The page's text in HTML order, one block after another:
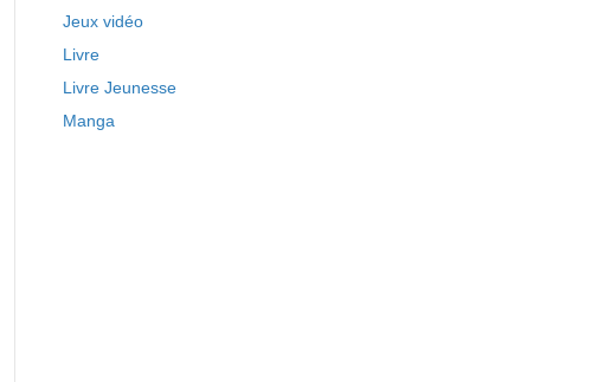
Jeux vidéo
Livre
Livre Jeunesse
Manga